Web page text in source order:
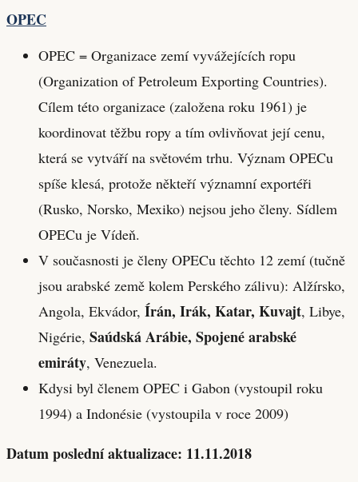
OPEC
OPEC = Organizace zemí vyvážejících ropu
(Organization of Petroleum Exporting Countries).
Cílem této organizace (založena roku 1961) je
koordinovat těžbu ropy a tím ovlivňovat její cenu,
která se vytváří na světovém trhu. Význam OPECu
spíše klesá, protože někteří významní exportéři
(Rusko, Norsko, Mexiko) nejsou jeho členy. Sídlem
OPECu je Vídeň.
V současnosti je členy OPECu těchto 12 zemí (tučně
jsou arabské země kolem Perského zálivu): Alžírsko,
Angola, Ekvádor, Írán, Irák, Katar, Kuvajt, Libye,
Nigérie, Saúdská Arábie, Spojené arabské
emiráty, Venezuela.
Kdysi byl členem OPEC i Gabon (vystoupil roku
1994) a Indonésie (vystoupila v roce 2009)
Datum poslední aktualizace: 11.11.2018